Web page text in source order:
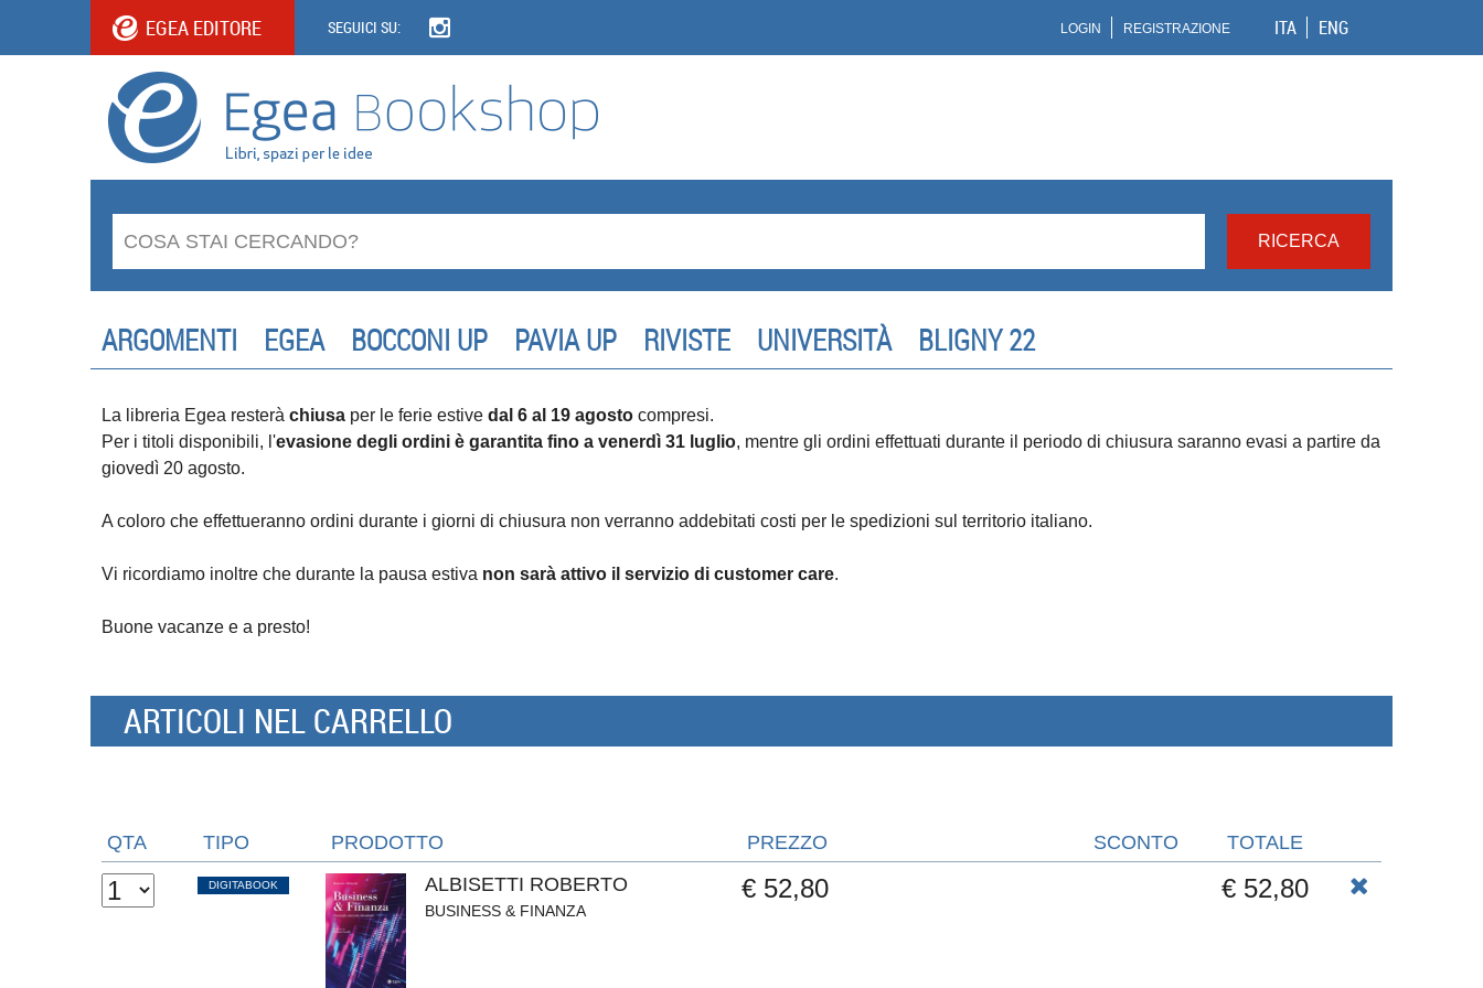
EGEA EDITORE SEGUICI SU: ITA ENG
LOGIN REGISTRAZIONE
ARGOMENTI EGEA BOCCONI UP PAVIA UP RIVISTE UNIVERSITÀ BLIGNY 22
La libreria Egea resterà chiusa per le ferie estive dal 6 al 19 agosto compresi.
Per i titoli disponibili, l'evasione degli ordini è garantita fino a venerdì 31 luglio, mentre gli ordini effettuati durante il periodo di chiusura saranno evasi a partire da
giovedì 20 agosto.
A coloro che effettueranno ordini durante i giorni di chiusura non verranno addebitati costi per le spedizioni sul territorio italiano.
Vi ricordiamo inoltre che durante la pausa estiva non sarà attivo il servizio di customer care.
Buone vacanze e a presto!
ARTICOLI NEL CARRELLO
QTA TIPO PRODOTTO PREZZO SCONTO TOTALE
DIGITABOOK ALBISETTI ROBERTO
BUSINESS & FINANZA
€ 52,80 € 52,80